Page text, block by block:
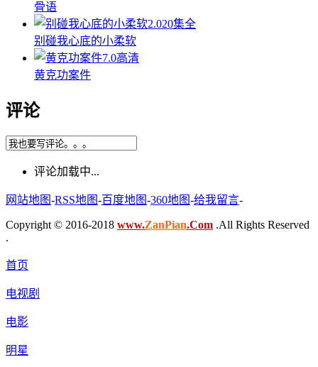
骨语
2.020集全
别碰我心底的小柔软
7.0高清
黄克功案件
评论
评论加载中...
网站地图-RSS地图-百度地图-360地图-给我留言-
Copyright © 2016-2018 www.ZanPian.Com .All Rights Reserved
.
首页
电视剧
电影
明星